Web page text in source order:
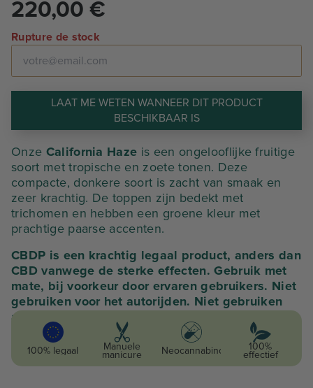
220,00 €
Rupture de stock
LAAT ME WETEN WANNEER DIT PRODUCT
BESCHIKBAAR IS
Onze California Haze is een ongelooflijke fruitige
soort met tropische en zoete tonen. Deze
compacte, donkere soort is zacht van smaak en
zeer krachtig. De toppen zijn bedekt met
trichomen en hebben een groene kleur met
prachtige paarse accenten.
CBDP is een krachtig legaal product, anders dan
CBD vanwege de sterke effecten. Gebruik met
mate, bij voorkeur door ervaren gebruikers. Niet
gebruiken voor het autorijden. Niet gebruiken
als je zwanger bent of borstvoeding geeft.
100% legaal Manuele
manicure Neocannabinoïde 100%
effectief